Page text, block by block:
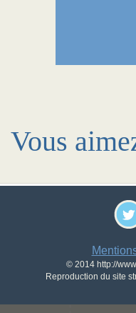
Vous
© 2014 http://
Reproduction du site